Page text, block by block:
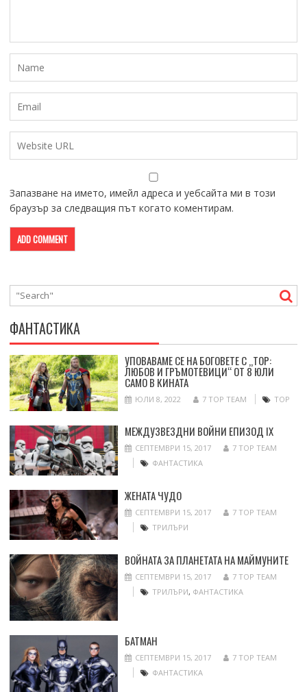
Запазване на името, имейл адреса и уебсайта ми в този
браузър за следващия път когато коментирам.
ФАНТАСТИКА
УПОВАВАМЕ СЕ НА БОГОВЕТЕ С „ТОР:
ЛЮБОВ И ГРЪМОТЕВИЦИ“ ОТ 8 ЮЛИ
САМО В КИНАТА
ЮЛИ 8, 2022 7 TOP TEAM ТОР
МЕЖДУЗВЕЗДНИ ВОЙНИ ЕПИЗОД IX
СЕПТЕМВРИ 15, 2017
7 TOP TEAM
ФАНТАСТИКА
ЖЕНАТА ЧУДО
СЕПТЕМВРИ 15, 2017
7 TOP TEAM
ТРИЛЪРИ
ВОЙНАТА ЗА ПЛАНЕТАТА НА МАЙМУНИТЕ
СЕПТЕМВРИ 15, 2017
7 TOP TEAM
ТРИЛЪРИ, ФАНТАСТИКА
БАТМАН
СЕПТЕМВРИ 15, 2017
7 TOP TEAM
ФАНТАСТИКА